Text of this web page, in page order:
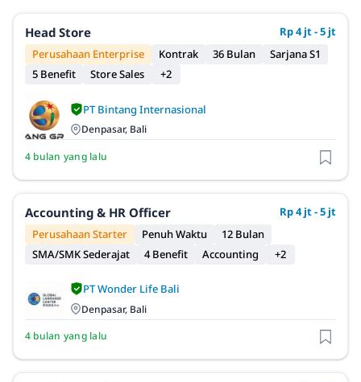
Head Store
Rp 4 jt - 5 jt
Perusahaan Enterprise
Kontrak 36 Bulan
Sarjana S1
5 Benefit
Store Sales +2
PT Bintang Internasional
Denpasar, Bali
4 bulan yang lalu
Accounting & HR Officer
Rp 4 jt - 5 jt
Perusahaan Starter
Penuh Waktu
12 Bulan
SMA/SMK Sederajat
4 Benefit Accounting +2
PT Wonder Life Bali
Denpasar, Bali
4 bulan yang lalu